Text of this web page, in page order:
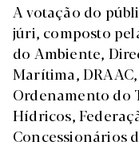
A votação do
júri, composto
do Ambiente,
Marítima,
Ordenamento do
Hídricos,
Concessionários